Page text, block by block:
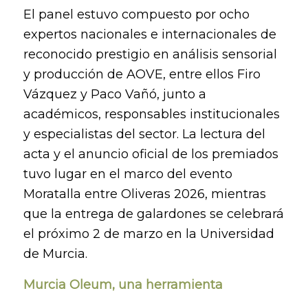
El panel estuvo compuesto por ocho
expertos nacionales e internacionales de
reconocido prestigio en análisis sensorial
y producción de AOVE, entre ellos Firo
Vázquez y Paco Vañó, junto a
académicos, responsables institucionales
y especialistas del sector. La lectura del
acta y el anuncio oficial de los premiados
tuvo lugar en el marco del evento
Moratalla entre Oliveras 2026, mientras
que la entrega de galardones se celebrará
el próximo 2 de marzo en la Universidad
de Murcia.
Murcia Oleum, una herramienta